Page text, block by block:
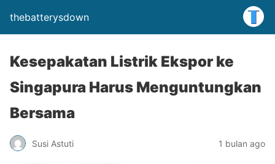
thebatterysdown
Kesepakatan Listrik Ekspor ke
Singapura Harus Menguntungkan
Bersama
Susi Astuti 1 bulan ago